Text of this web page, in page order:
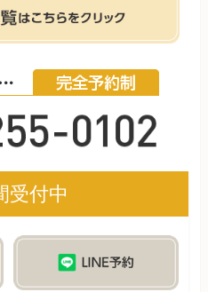
受付中